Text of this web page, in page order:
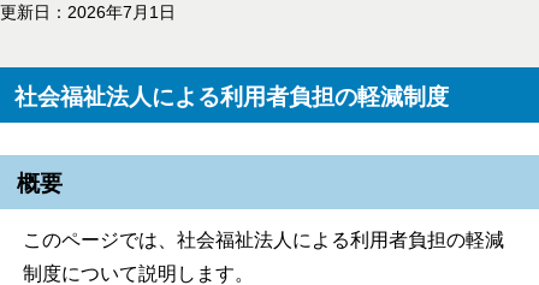
更新日：2026年7月1日
社会福祉法人による利用者負担の軽減制度
概要
このページでは、社会福祉法人による利用者負担の軽減
制度について説明します。